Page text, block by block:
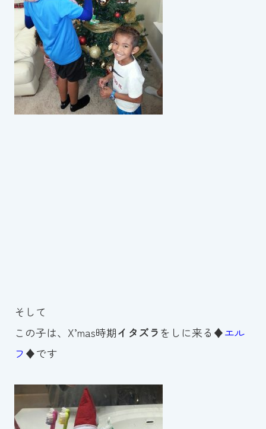
そして
この子は、X’mas時期イタズラをしに来る♦エル
フ♦です